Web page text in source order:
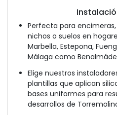
Perfecta para
nichos o suelos en
Marbella, Estepona,
Málaga como
Elige nuestros
plantillas que aplican
bases uniformes para
desarrollos de